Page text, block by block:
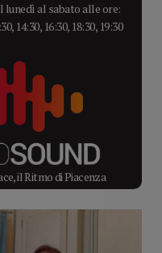
lunedì al sabato alle ore:
14:30, 16:30, 18:30, 19:30
il Ritmo di Piacenza